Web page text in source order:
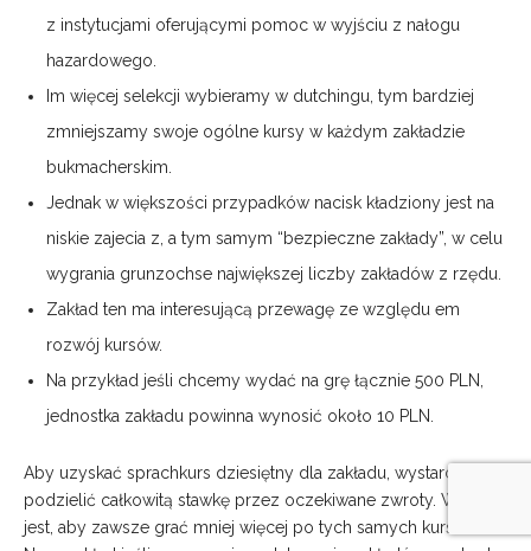
z instytucjami oferującymi pomoc w wyjściu z nałogu
hazardowego.
Im więcej selekcji wybieramy w dutchingu, tym bardziej
zmniejszamy swoje ogólne kursy w każdym zakładzie
bukmacherskim.
Jednak w większości przypadków nacisk kładziony jest na
niskie zajecia z, a tym samym “bezpieczne zakłady”, w celu
wygrania grunzochse największej liczby zakładów z rzędu.
Zakład ten ma interesującą przewagę ze względu em
rozwój kursów.
Na przykład jeśli chcemy wydać na grę łącznie 500 PLN,
jednostka zakładu powinna wynosić około 10 PLN.
Aby uzyskać sprachkurs dziesiętny dla zakładu, wystarczy
podzielić całkowitą stawkę przez oczekiwane zwroty. Ważne
jest, aby zawsze grać mniej więcej po tych samych kursach.